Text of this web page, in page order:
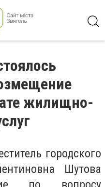
жилищно-
городского
Шутова